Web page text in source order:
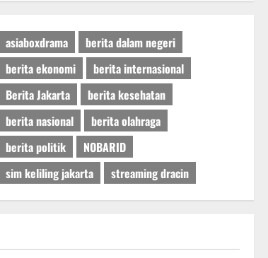
asiaboxdrama
berita dalam negeri
berita ekonomi
berita internasional
Berita Jakarta
berita kesehatan
berita nasional
berita olahraga
berita politik
NOBARID
sim keliling jakarta
streaming dracin